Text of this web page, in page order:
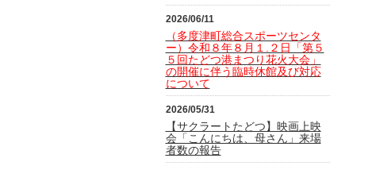
2026/06/11
（多度津町総合スポーツセンタ
ー）令和８年８月１.２日「第５
５回たどつ港まつり花火大会」
の開催に伴う臨時休館及び対応
について
2026/05/31
【サクラートたどつ】映画上映
会「こんにちは、母さん」来場
者数の報告